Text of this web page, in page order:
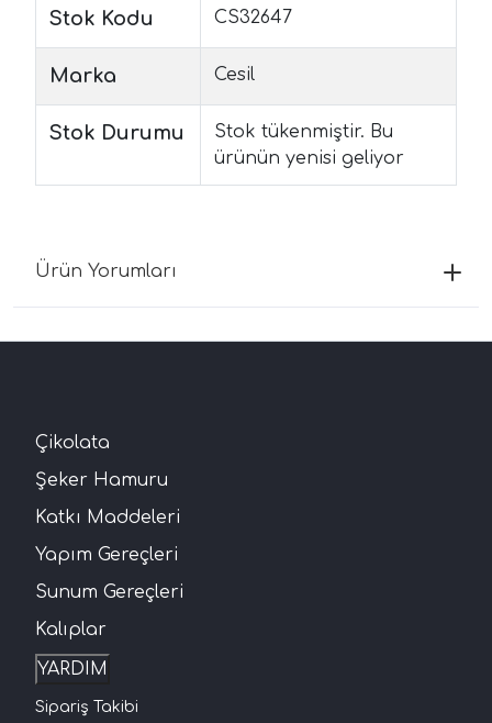
Stok Kodu CS32647
Marka Cesil
Stok Durumu
Stok tükenmiştir. Bu
ürünün yenisi geliyor
Ürün Yorumları
Çikolata
Şeker Hamuru
Katkı Maddeleri
Yapım Gereçleri
Sunum Gereçleri
Kalıplar
YARDIM
Sipariş Takibi